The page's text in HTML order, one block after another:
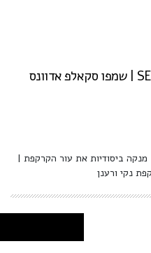
LOREAL לוריאל SERIE EXPERT | שמפו סקאלפ אדוונס
מנקה ביסודיות את עור הקרקפת |
נקי ורענן